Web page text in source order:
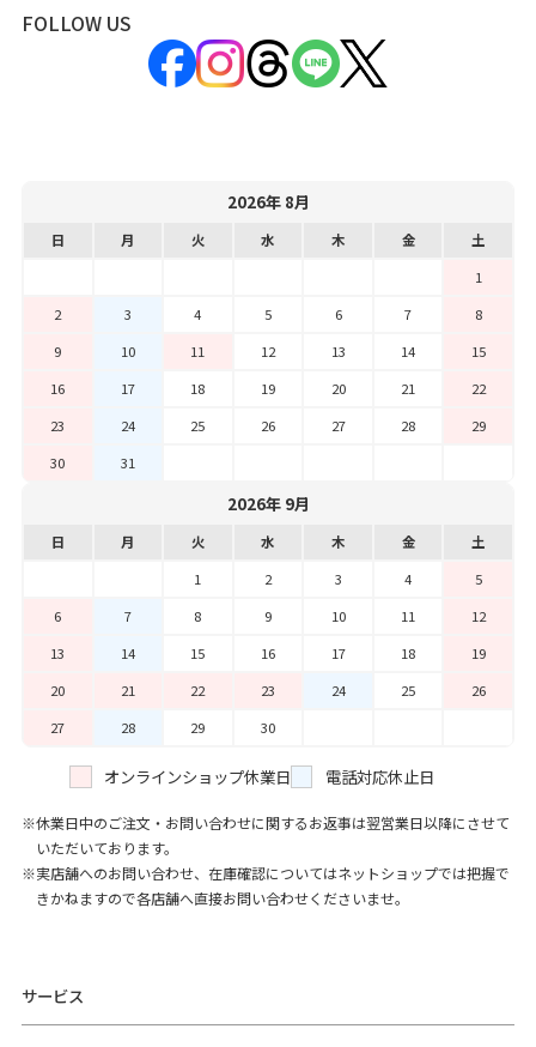
FOLLOW US
2026年 8月
日 月 火 水 木 金
土
1
2
3 4 5 6 7
8
9
10 11 12 13 14
15
16
17 18 19 20 21
22
23
24 25 26 27 28
29
30
31
2026年 9月
日 月 火 水 木 金
土
1
2 3 4
5
6
7 8 9 10 11
12
13
14 15 16 17 18
19
20
21 22 23 24 25
26
27
28 29 30
オンラインショップ休業日 電話対応休止日
休業日中のご注文・お問い合わせに関するお返事は翌営業日以降にさせて
いただいております。
実店舗へのお問い合わせ、在庫確認についてはネットショップでは把握で
きかねますので各店舗へ直接お問い合わせくださいませ。
サービス